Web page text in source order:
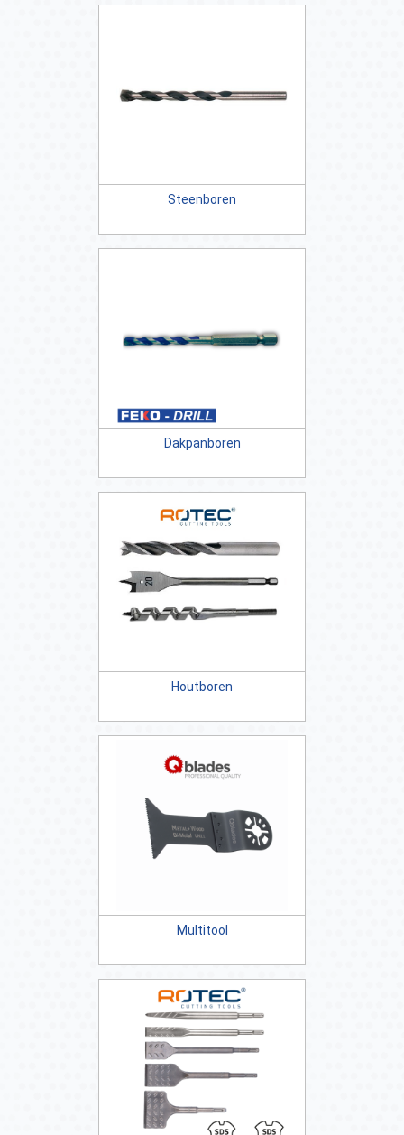
Steenboren
Dakpanboren
Houtboren
Multitool